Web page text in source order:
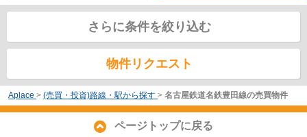
さらに条件を絞り込む
物件リクエスト
Aplace > (売買・投資)路線・駅から探す > 名古屋鉄道名鉄豊田線の売買物件
ページトップに戻る